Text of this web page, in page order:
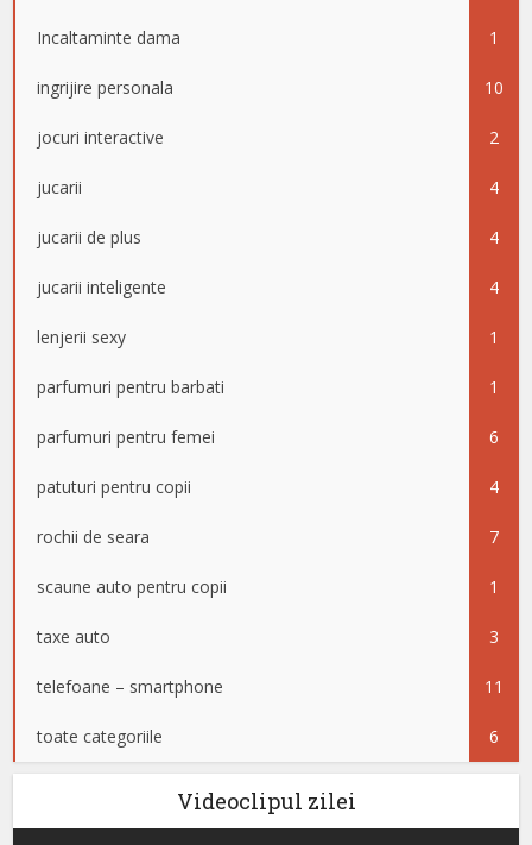
Incaltaminte dama 1
ingrijire personala 10
jocuri interactive 2
jucarii 4
jucarii de plus 4
jucarii inteligente 4
lenjerii sexy 1
parfumuri pentru barbati 1
parfumuri pentru femei 6
patuturi pentru copii 4
rochii de seara 7
scaune auto pentru copii 1
taxe auto 3
telefoane – smartphone 11
toate categoriile 6
Videoclipul zilei